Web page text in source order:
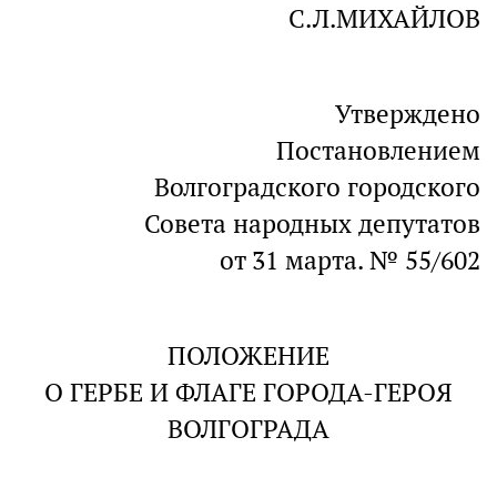
С.Л.МИХАЙЛОВ
Утверждено
Постановлением
Волгоградского городского
Совета народных депутатов
от 31 марта. № 55/602
ПОЛОЖЕНИЕ
О ГЕРБЕ И ФЛАГЕ ГОРОДА-ГЕРОЯ
ВОЛГОГРАДА